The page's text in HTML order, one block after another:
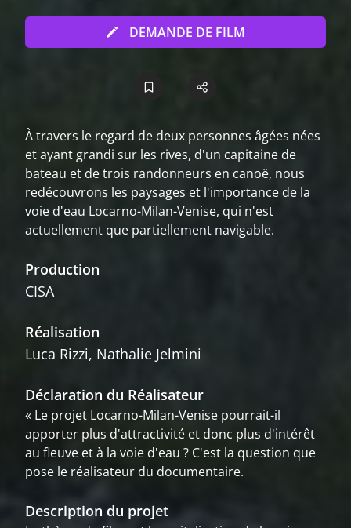
DEMANDE DE FILM
À travers le regard de deux personnes âgées nées
et ayant grandi sur les rives, d'un capitaine de
bateau et de trois randonneurs en canoë, nous
redécouvrons les paysages et l'importance de la
voie d'eau Locarno-Milan-Venise, qui n'est
actuellement que partiellement navigable.
Production
CISA
Réalisation
Luca Rizzi, Nathalie Jelmini
Déclaration du Réalisateur
« Le projet Locarno-Milan-Venise pourrait-il
apporter plus d'attractivité et donc plus d'intérêt
au fleuve et à la voie d'eau ? C'est la question que
pose le réalisateur du documentaire.
Description du projet